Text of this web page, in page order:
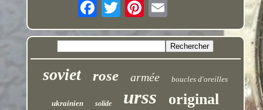
soviet rose armée boucles d'oreilles
ukrainien solide urss original